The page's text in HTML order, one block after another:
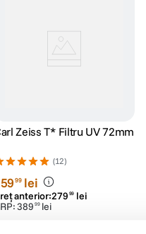
Zeiss T* Filtru UV 72mm
(12)
99 lei
anterior:279 99 lei
389 99 lei